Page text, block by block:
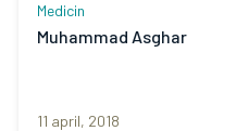
Medicin
Muhammad Asghar
11 april, 2018